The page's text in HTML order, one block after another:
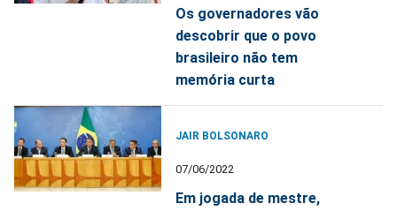
Os governadores vão
descobrir que o povo
brasileiro não tem
memória curta
JAIR BOLSONARO
07/06/2022
Em jogada de mestre,